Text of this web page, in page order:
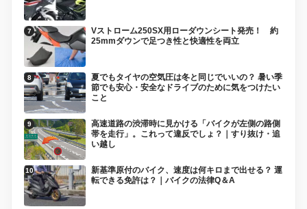
Vストローム250SX用ローダウンシート発売！ 約
25mmダウンで足つき性と快適性を両立
夏でもタイヤの空気圧は冬と同じでいいの？ 暑い季
節でも安心・安全なドライブのために気をつけたい
こと
高速道路の渋滞時に見かける「バイクが左側の路側
帯を走行」。これって違反でしょ？｜すり抜け・追
い越し
新基準原付のバイク、速度は何キロまで出せる？ 運
転できる免許は？｜バイクの法律Q＆A